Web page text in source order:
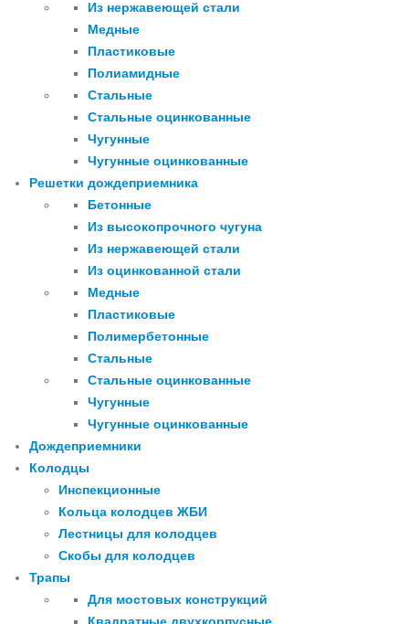
Из нержавеющей стали
Медные
Пластиковые
Полиамидные
Стальные
Стальные оцинкованные
Чугунные
Чугунные оцинкованные
Решетки дождеприемника
Бетонные
Из высокопрочного чугуна
Из нержавеющей стали
Из оцинкованной стали
Медные
Пластиковые
Полимербетонные
Стальные
Стальные оцинкованные
Чугунные
Чугунные оцинкованные
Дождеприемники
Колодцы
Инспекционные
Кольца колодцев ЖБИ
Лестницы для колодцев
Скобы для колодцев
Трапы
Для мостовых конструкций